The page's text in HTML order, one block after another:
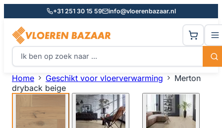
+31 251 30 15 59 info@vloerenbazaar.nl
Home Geschikt voor vloerverwarming
Merton
dryback beige